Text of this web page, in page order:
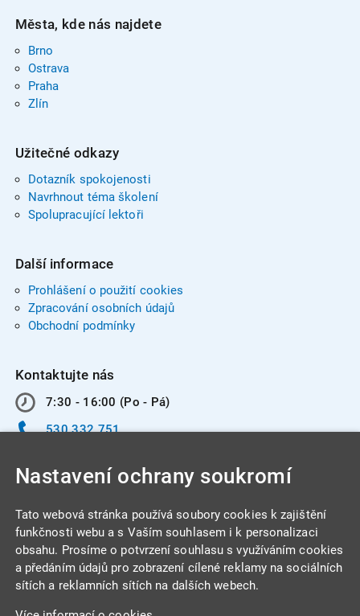
Města, kde nás najdete
Brno
Ostrava
Praha
Zlín
Užitečné odkazy
Dotazník spokojenosti
Navrhnout téma školení
Spolupracující lektoři
Další informace
Prohlášení o použití cookies
Zpracování osobních údajů
Obchodní podmínky
Kontaktujte nás
7:30 - 16:00 (Po - Pá)
530 332 751
INTEGRA CENTRUM s.r.o.
Jabloňová 662/7
Nastavení ochrany soukromí
Tato webová stránka používá soubory cookies k zajištění
funkčnosti webu a s Vaším souhlasem i k personalizaci
obsahu. Prosíme o potvrzení souhlasu s využíváním cookies
a předáním údajů pro zobrazení cílené reklamy na sociálních
sítích a reklamních sítích na dalších webech.